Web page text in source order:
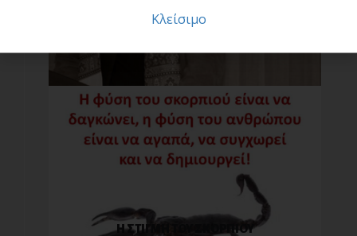
Οι καθημερινές μας συνήθειες
Η ΣΤΙΓΜΗ ΤΟΥ ΣΚΟΡΠΙΟΥ
Κλείσιμο